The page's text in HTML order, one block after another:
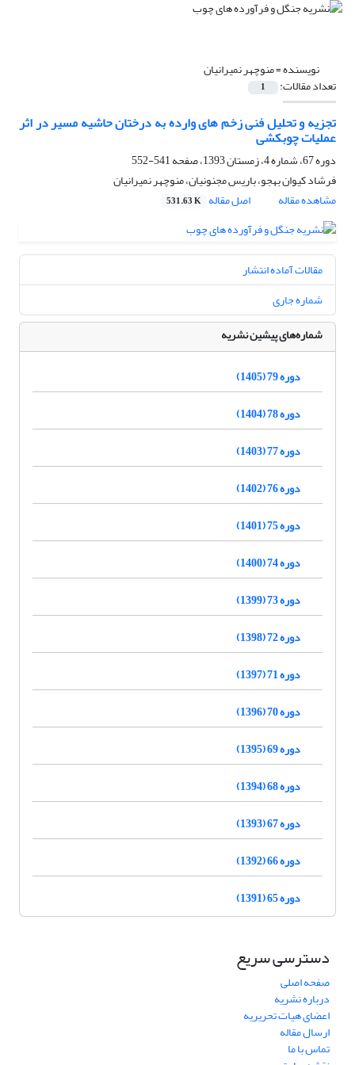
نویسنده =منوچهر نمیرانیان
تعداد مقالات: 1
تجزیه و تحلیل فنی زخم های وارده به درختان حاشیه مسیر در اثر
عملیات چوبکشی
دوره 67، شماره 4، زمستان 1393، صفحه
541-552
فرشاد کیوان بهجو، باریس مجنونیان، منوچهر نمیرانیان
مشاهده مقاله
اصل مقاله 531.63 K
مقالات آماده انتشار
شماره جاری
شماره‌های پیشین نشریه
دوره 79 (1405)
دوره 78 (1404)
دوره 77 (1403)
دوره 76 (1402)
دوره 75 (1401)
دوره 74 (1400)
دوره 73 (1399)
دوره 72 (1398)
دوره 71 (1397)
دوره 70 (1396)
دوره 69 (1395)
دوره 68 (1394)
دوره 67 (1393)
دوره 66 (1392)
دوره 65 (1391)
دسترسی سریع
صفحه اصلی
درباره نشریه
اعضای هیات تحریریه
ارسال مقاله
تماس با ما